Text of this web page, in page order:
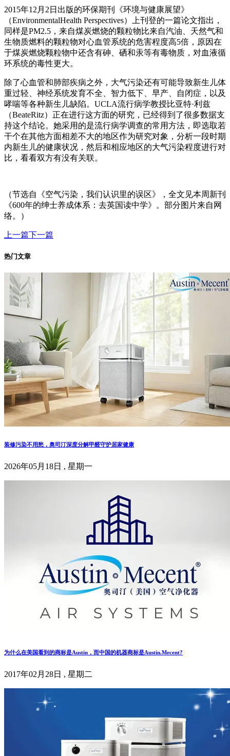
2015年12月2日出版的环保期刊《环境与健康展望》
（EnvironmentalHealth Perspectives）上刊登的一篇论文指出，
同样是PM2.5，来自煤炭燃烧的颗粒物比来自汽油、天然气和
生物质燃料的颗粒物对心血管系统的危害程度高5倍，原因在
于煤炭燃烧颗粒物中还含有砷、硒和汞等有毒物质，对血液循
环系统的毒性更大。
除了心血管和肺部疾病之外，大气污染还有可能导致新生儿体
重过轻、神经系统发育不全、智力低下、早产、自闭症，以及
哮喘等各种新生儿缺陷。UCLA流行病学教授比亚特·利兹
（BeateRitz）正在进行这方面的研究，已经得到了很多数据支
持这个结论。她采用的是流行病学调查的常用方法，即选取若
干个在其他方面相差不大的地区作为研究对象，分析一段时期
内新生儿的健康状况，然后和相应地区的大气污染程度进行对
比，看看双方有没有关联。
（节选自《空气污染，我们认识里的误区》，全文见本周新刊
《600年的绅士养成体系：去英国读中学》。部分图片来自网
络。）
上一篇下一篇
热门文章
装修污染不用愁，奥司汀深度分解甲醛守护居家健康
2026年05月18日 , 星期一
为什么在美国看到的商标是Austin，而中国的机器商标是Austin.Mecent?
2017年02月28日 , 星期二